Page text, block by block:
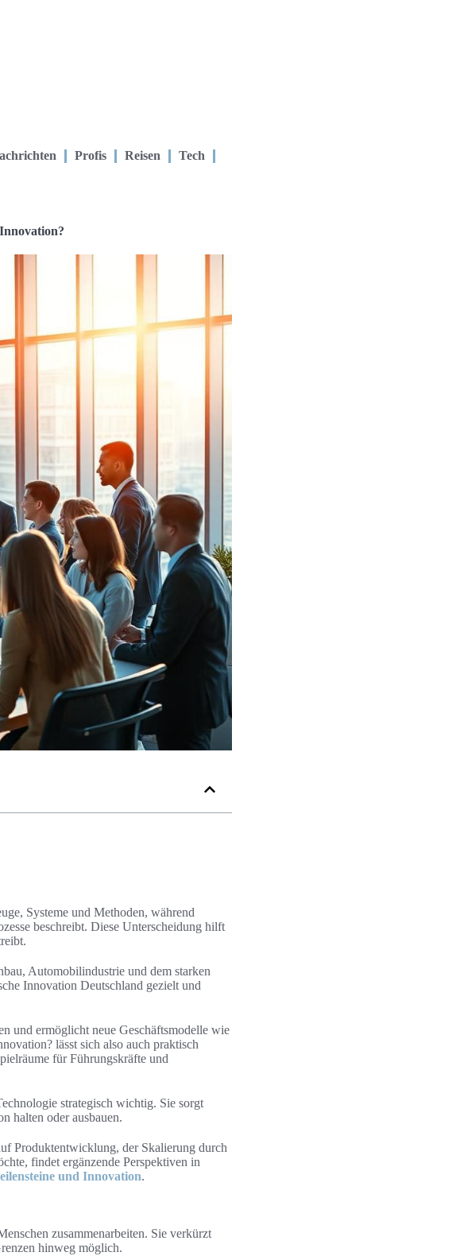
Profis Reisen Tech
Systeme und Methoden, während
beschreibt. Diese Unterscheidung hilft
Automobilindustrie und dem starken
Innovation Deutschland gezielt und
und ermöglicht neue Geschäftsmodelle wie
lässt sich also auch praktisch
für Führungskräfte und
strategisch wichtig. Sie sorgt
halten oder ausbauen.
Produktentwicklung, der Skalierung durch
findet ergänzende Perspektiven in
und Innovation.
zusammenarbeiten. Sie verkürzt
hinweg möglich.